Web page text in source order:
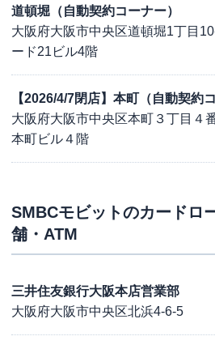
道頓堀（自動契約コーナー）
大阪府大阪市中央区道頓堀1丁目
ード21ビル4階
【2026/4/7閉店】本町（自動契約
大阪府大阪市中央区本町３丁目
本町ビル４階
SMBCモビットのカードロ
舗・ATM
三井住友銀行大阪本店営業部
大阪府大阪市中央区北浜4-6-5